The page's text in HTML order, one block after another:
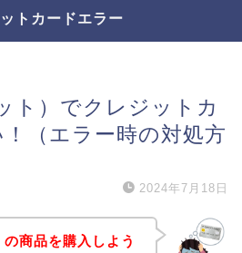
トカードエラー
ト）でクレジットカ
（エラー時の対処方
2024年7月18日
商品を購入しよう